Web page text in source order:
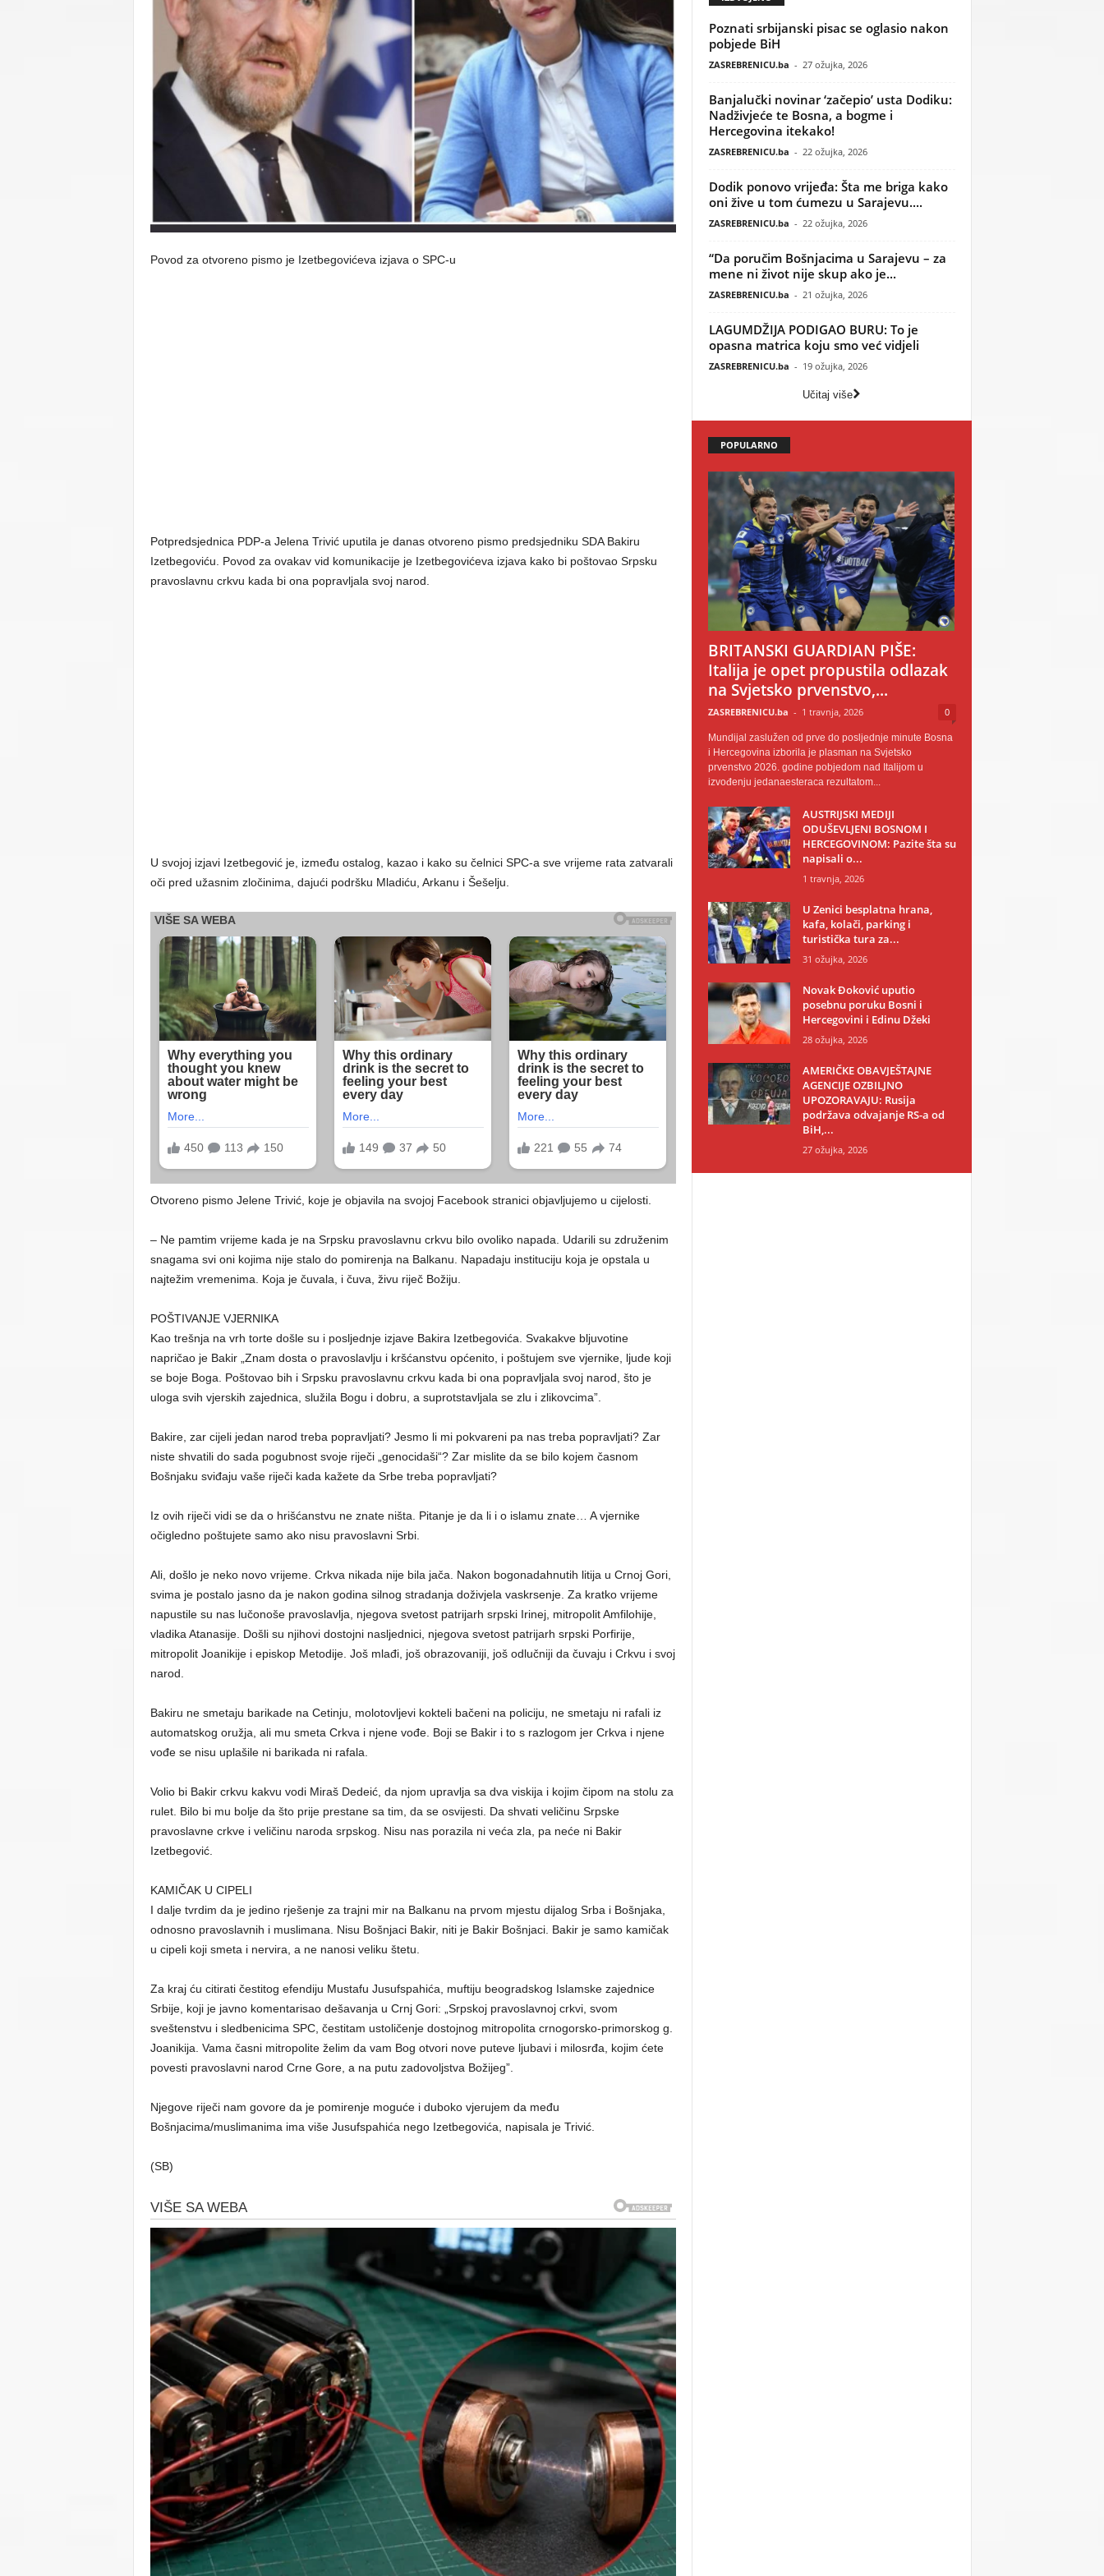
C
U
Povod za otvoreno pismo je Izetbegovićeva izjava o SPC-u
Potpredsjednica PDP-a Jelena Trivić uputila je danas otvoreno pismo predsjedniku SDA Bakiru
Izetbegoviću. Povod za ovakav vid komunikacije je Izetbegovićeva izjava kako bi poštovao Srpsku
pravoslavnu crkvu kada bi ona popravljala svoj narod.
U svojoj izjavi Izetbegović je, između ostalog, kazao i kako su čelnici SPC-a sve vrijeme rata zatvarali
oči pred užasnim zločinima, dajući podršku Mladiću, Arkanu i Šešelju.
Otvoreno pismo Jelene Trivić, koje je objavila na svojoj Facebook stranici objavljujemo u cijelosti.
– Ne pamtim vrijeme kada je na Srpsku pravoslavnu crkvu bilo ovoliko napada. Udarili su združenim
snagama svi oni kojima nije stalo do pomirenja na Balkanu. Napadaju instituciju koja je opstala u
najtežim vremenima. Koja je čuvala, i čuva, živu riječ Božiju.
POŠTIVANJE VJERNIKA
Kao trešnja na vrh torte došle su i posljednje izjave Bakira Izetbegovića. Svakakve bljuvotine
napričao je Bakir „Znam dosta o pravoslavlju i kršćanstvu općenito, i poštujem sve vjernike, ljude koji
se boje Boga. Poštovao bih i Srpsku pravoslavnu crkvu kada bi ona popravljala svoj narod, što je
uloga svih vjerskih zajednica, služila Bogu i dobru, a suprotstavljala se zlu i zlikovcima”.
Bakire, zar cijeli jedan narod treba popravljati? Jesmo li mi pokvareni pa nas treba popravljati? Zar
niste shvatili do sada pogubnost svoje riječi „genocidaši“? Zar mislite da se bilo kojem časnom
Bošnjaku sviđaju vaše riječi kada kažete da Srbe treba popravljati?
Iz ovih riječi vidi se da o hrišćanstvu ne znate ništa. Pitanje je da li i o islamu znate… A vjernike
očigledno poštujete samo ako nisu pravoslavni Srbi.
Ali, došlo je neko novo vrijeme. Crkva nikada nije bila jača. Nakon bogonadahnutih litija u Crnoj Gori,
svima je postalo jasno da je nakon godina silnog stradanja doživjela vaskrsenje. Za kratko vrijeme
napustile su nas lučonoše pravoslavlja, njegova svetost patrijarh srpski Irinej, mitropolit Amfilohije,
vladika Atanasije. Došli su njihovi dostojni nasljednici, njegova svetost patrijarh srpski Porfirije,
mitropolit Joanikije i episkop Metodije. Još mlađi, još obrazovaniji, još odlučniji da čuvaju i Crkvu i svoj
narod.
Bakiru ne smetaju barikade na Cetinju, molotovljevi kokteli bačeni na policiju, ne smetaju ni rafali iz
automatskog oružja, ali mu smeta Crkva i njene vođe. Boji se Bakir i to s razlogom jer Crkva i njene
vođe se nisu uplašile ni barikada ni rafala.
Volio bi Bakir crkvu kakvu vodi Miraš Dedeić, da njom upravlja sa dva viskija i kojim čipom na stolu za
rulet. Bilo bi mu bolje da što prije prestane sa tim, da se osvijesti. Da shvati veličinu Srpske
pravoslavne crkve i veličinu naroda srpskog. Nisu nas porazila ni veća zla, pa neće ni Bakir
Izetbegović.
KAMIČAK U CIPELI
I dalje tvrdim da je jedino rješenje za trajni mir na Balkanu na prvom mjestu dijalog Srba i Bošnjaka,
odnosno pravoslavnih i muslimana. Nisu Bošnjaci Bakir, niti je Bakir Bošnjaci. Bakir je samo kamičak
u cipeli koji smeta i nervira, a ne nanosi veliku štetu.
Za kraj ću citirati čestitog efendiju Mustafu Jusufspahića, muftiju beogradskog Islamske zajednice
Srbije, koji je javno komentarisao dešavanja u Crnj Gori: „Srpskoj pravoslavnoj crkvi, svom
sveštenstvu i sledbenicima SPC, čestitam ustoličenje dostojnog mitropolita crnogorsko-primorskog g.
Joanikija. Vama časni mitropolite želim da vam Bog otvori nove puteve ljubavi i milosrđa, kojim ćete
povesti pravoslavni narod Crne Gore, a na putu zadovoljstva Božijeg”.
Njegove riječi nam govore da je pomirenje moguće i duboko vjerujem da među
Bošnjacima/muslimanima ima više Jusufspahića nego Izetbegovića, napisala je Trivić.
(SB)
Poznati srbijanski pisac se oglasio nakon
pobjede BiH
ZASREBRENICU.ba - 27 ožujka, 2026
Banjalučki novinar ‘začepio’ usta Dodiku:
Nadživjeće te Bosna, a bogme i
Hercegovina itekako!
ZASREBRENICU.ba - 22 ožujka, 2026
Dodik ponovo vrijeđa: Šta me briga kako
oni žive u tom ćumezu u Sarajevu....
ZASREBRENICU.ba - 22 ožujka, 2026
“Da poručim Bošnjacima u Sarajevu – za
mene ni život nije skup ako je...
ZASREBRENICU.ba - 21 ožujka, 2026
LAGUMDŽIJA PODIGAO BURU: To je
opasna matrica koju smo već vidjeli
ZASREBRENICU.ba - 19 ožujka, 2026
Učitaj više
POPULARNO
BRITANSKI GUARDIAN PIŠE:
Italija je opet propustila odlazak
na Svjetsko prvenstvo,...
ZASREBRENICU.ba - 1 travnja, 2026 0
Mundijal zaslužen od prve do posljednje minute Bosna
i Hercegovina izborila je plasman na Svjetsko
prvenstvo 2026. godine pobjedom nad Italijom u
izvođenju jedanaesteraca rezultatom...
AUSTRIJSKI MEDIJI
ODUŠEVLJENI BOSNOM I
HERCEGOVINOM: Pazite šta su
napisali o...
1 travnja, 2026
U Zenici besplatna hrana,
kafa, kolači, parking i
turistička tura za...
31 ožujka, 2026
Novak Đoković uputio
posebnu poruku Bosni i
Hercegovini i Edinu Džeki
28 ožujka, 2026
AMERIČKE OBAVJEŠTAJNE
AGENCIJE OZBILJNO
UPOZORAVAJU: Rusija
podržava odvajanje RS-a od
BiH,...
27 ožujka, 2026